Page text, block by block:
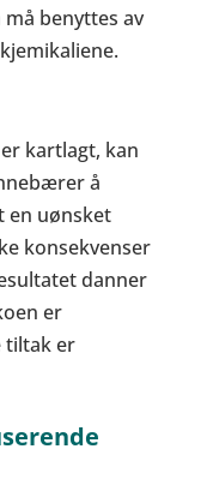
benyttes av
kartlagt, kan
å
en uønsket
konsekvenser
danner
er
tiltak er